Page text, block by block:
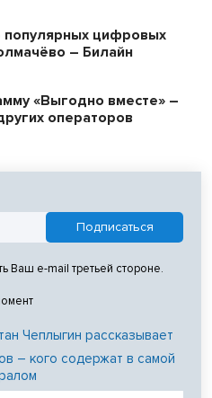
популярных цифровых
– Билайн
«Выгодно вместе» –
операторов
Ваш e-mail третьей стороне.
Чеплыгин рассказывает
– кого содержат в самой